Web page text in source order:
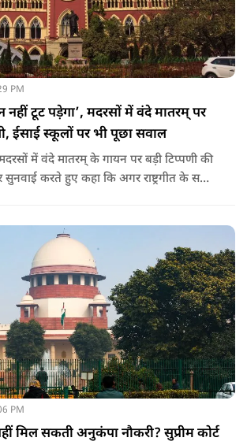
PM
टूट पड़ेगा’, मदरसों में वंदे मातरम् पर
ईसाई स्कूलों पर भी पूछा सवाल
में वंदे मातरम् के गायन पर बड़ी टिप्पणी की
करते हुए कहा कि अगर राष्ट्रगीत के सभी
PM
मिल सकती अनुकंपा नौकरी? सुप्रीम कोर्ट